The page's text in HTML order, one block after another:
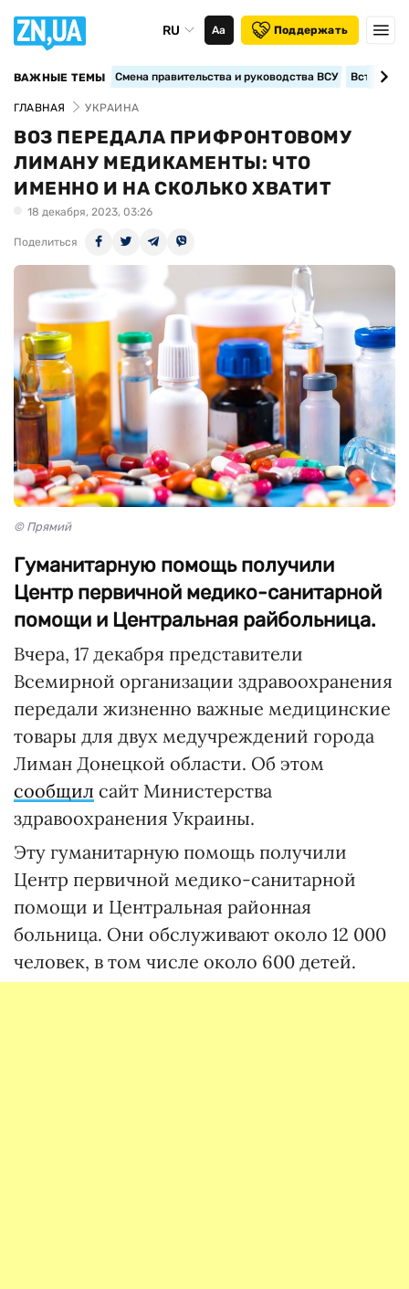
RU Аа Поддержать
ВАЖНЫЕ ТЕМЫ Смена правительства и руководства ВСУ
ГЛАВНАЯ УКРАИНА
ВОЗ ПЕРЕДАЛА ПРИФРОНТОВОМУ
ЛИМАНУ МЕДИКАМЕНТЫ: ЧТО
ИМЕННО И НА СКОЛЬКО ХВАТИТ
18 декабря, 2023, 03:26
Поделиться
© Прямий
Гуманитарную помощь получили
Центр первичной медико-санитарной
помощи и Центральная райбольница.
Вчера, 17 декабря представители
Всемирной организации здравоохранения
передали жизненно важные медицинские
товары для двух медучреждений города
Лиман Донецкой области. Об этом
сообщил сайт Министерства
здравоохранения Украины.
Эту гуманитарную помощь получили
Центр первичной медико-санитарной
помощи и Центральная районная
больница. Они обслуживают около 12 000
человек, в том числе около 600 детей.